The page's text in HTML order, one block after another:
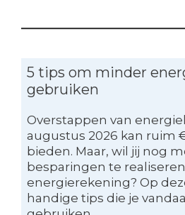
5 tips om minder
gebruiken
Overstappen van
augustus 2026 kan ruim
bieden. Maar, wil jij nog
besparingen te
energierekening? Op
handige tips die je